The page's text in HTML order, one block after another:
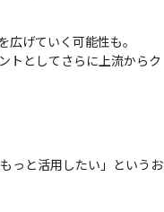
げていく可能性も。
トとしてさらに上流からク
っと活用したい」というお